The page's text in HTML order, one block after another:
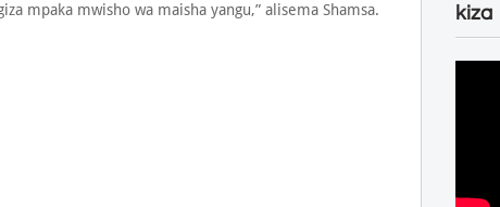
mpaka mwisho wa maisha yangu,” alisema Shamsa.
kiza